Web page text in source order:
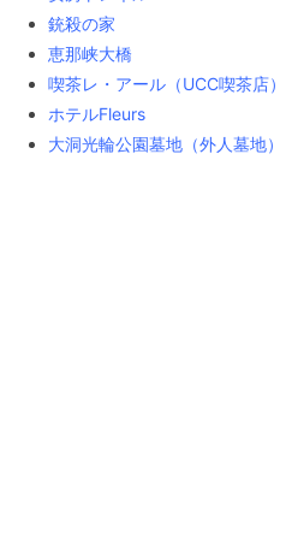
銃殺の家
恵那峡大橋
喫茶レ・アール（UCC喫茶店）
ホテルFleurs
大洞光輪公園墓地（外人墓地）